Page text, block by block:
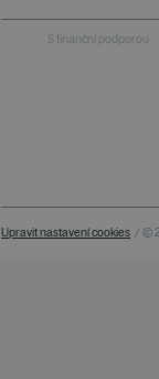
S finanční podporou
Upravit nastavení cookies / ©